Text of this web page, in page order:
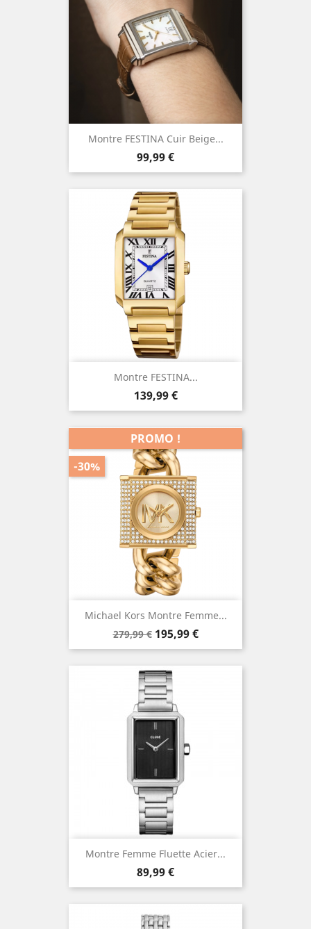
Montre FESTINA Cuir Beige...
Prix
99,99 €
Montre FESTINA...
Prix
139,99 €
Michael Kors Montre Femme...
Prix
de
279,99 € Prix
195,99 €
PROMO !
-30%
Montre Femme Fluette Acier...
Prix
89,99 €